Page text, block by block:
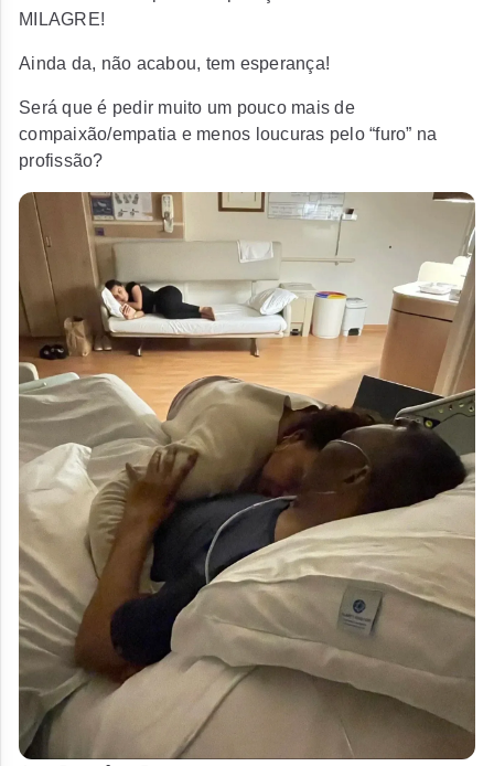
MILAGRE!
Ainda da, não acabou, tem esperança!
Será que é pedir muito um pouco mais de
compaixão/empatia e menos loucuras pelo “furo” na
profissão?